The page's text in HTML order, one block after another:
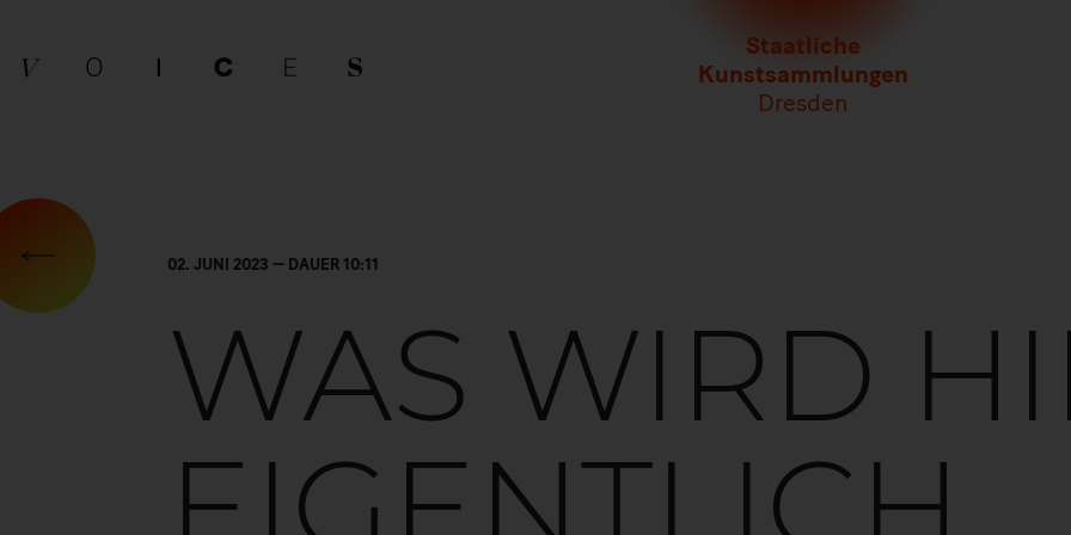
Staatliche
Kunstsammlungen
Dresden
WAS WIRD
02. JUNI 2023 — DAUER 10:11